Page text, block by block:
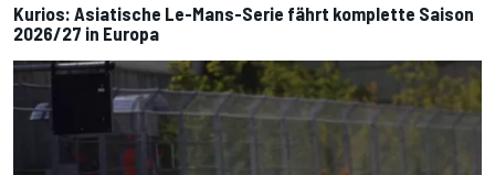
Kurios: Asiatische Le-Mans-Serie fährt komplette Saison
2026/27 in Europa